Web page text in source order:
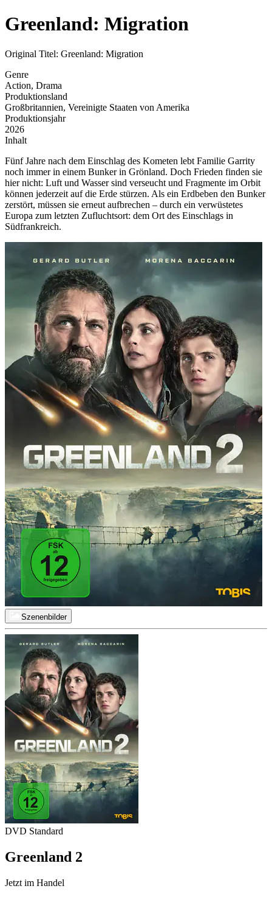
Greenland: Migration
Original Titel: Greenland: Migration
Genre
Action, Drama
Produktionsland
Großbritannien, Vereinigte Staaten von Amerika
Produktionsjahr
2026
Inhalt
Fünf Jahre nach dem Einschlag des Kometen lebt Familie Garrity
noch immer in einem Bunker in Grönland. Doch Frieden finden sie
hier nicht: Luft und Wasser sind verseucht und Fragmente im Orbit
können jederzeit auf die Erde stürzen. Als ein Erdbeben den Bunker
zerstört, müssen sie erneut aufbrechen – durch ein verwüstetes
Europa zum letzten Zufluchtsort: dem Ort des Einschlags in
Südfrankreich.
Szenenbilder
DVD Standard
Greenland 2
Jetzt im Handel